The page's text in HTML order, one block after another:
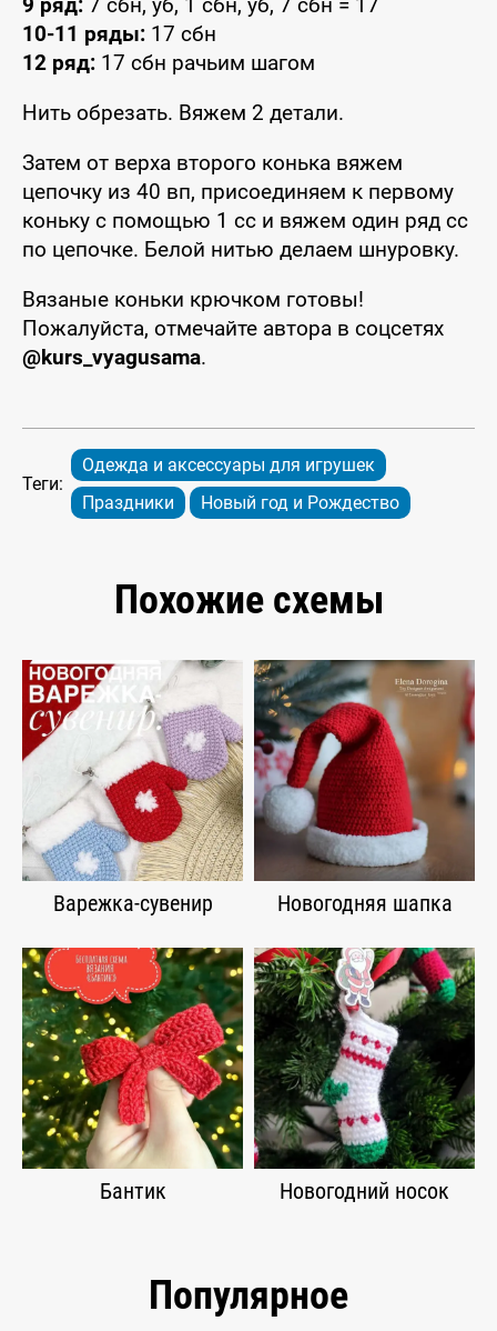
10-11 ряды: 17 сбн
12 ряд: 17 сбн рачьим шагом
Нить обрезать. Вяжем 2 детали.
Затем от верха второго конька вяжем
цепочку из 40 вп, присоединяем к первому
коньку с помощью 1 сс и вяжем один ряд сс
по цепочке. Белой нитью делаем шнуровку.
Вязаные коньки крючком готовы!
Пожалуйста, отмечайте автора в соцсетях
@kurs_vyagusama.
Теги:
Одежда и аксессуары для игрушек
Праздники
Новый год и Рождество
Похожие схемы
Варежка-сувенир Новогодняя шапка
Бантик Новогодний носок
Популярное